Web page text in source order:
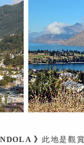
》 此地是觀